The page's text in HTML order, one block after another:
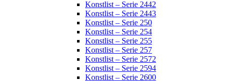
Konstlist – Serie 2442
Konstlist – Serie 2443
Konstlist – Serie 250
Konstlist – Serie 254
Konstlist – Serie 255
Konstlist – Serie 257
Konstlist – Serie 2572
Konstlist – Serie 2594
Konstlist – Serie 2600